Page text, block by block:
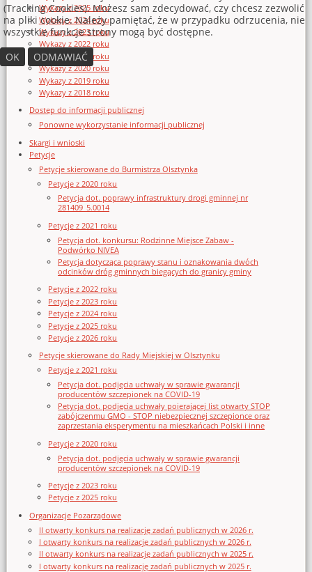
Wykazy z 2025 roku
Wykazy z 2024 roku
Wykazy z 2023 roku
Wykazy z 2022 roku
Wykazy z 2021 roku
Wykazy z 2020 roku
Wykazy z 2019 roku
Wykazy z 2018 roku
Dostęp do informacji publicznej
Ponowne wykorzystanie informacji publicznej
Skargi i wnioski
Petycje
Petycje skierowane do Burmistrza Olsztynka
Petycje z 2020 roku
Petycja dot. poprawy infrastruktury drogi gminnej nr
281409_5.0014
Petycje z 2021 roku
Petycja dot. konkursu: Rodzinne Miejsce Zabaw -
Podwórko NIVEA
Petycja dotycząca poprawy stanu i oznakowania dwóch
odcinków dróg gminnych biegących do granicy gminy
Petycje z 2022 roku
Petycje z 2023 roku
Petycje z 2024 roku
Petycje z 2025 roku
Petycje z 2026 roku
Petycje skierowane do Rady Miejskiej w Olsztynku
Petycje z 2021 roku
Petycja dot. podjęcia uchwały w sprawie gwarancji
producentów szczepionek na COVID-19
Petycja dot. podjęcia uchwały poierającej list otwarty STOP
zabójczenmu GMO - STOP niebezpiecznej szczepionce oraz
zaprzestania eksperymentu na mieszkańcach Polski i inne
Petycje z 2020 roku
Petycja dot. podjęcia uchwały w sprawie gwarancji
producentów szczepionek na COVID-19
Petycje z 2023 roku
Petycje z 2025 roku
Organizacje Pozarządowe
II otwarty konkurs na realizację zadań publicznych w 2026 r.
I otwarty konkurs na realizację zadań publicznych w 2026 r.
II otwarty konkurs na realizację zadań publicznych w 2025 r.
I otwarty konkurs na realizację zadań publicznych w 2025 r.
(Tracking Cookies). Możesz sam zdecydować, czy chcesz zezwolić
na pliki cookie. Należy pamiętać, że w przypadku odrzucenia, nie
wszystkie funkcje strony mogą być dostępne.
OK
ODMAWIAĆ